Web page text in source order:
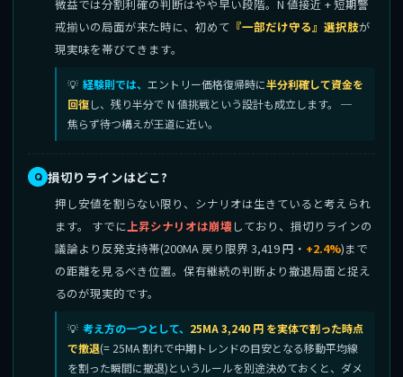
微益では分割利確の判断はやや早い段階。N 値接近 + 短期警
戒揃いの局面が来た時に、初めて 『一部だけ守る』選択肢が
現実味を帯びてきます。
経験則では、 エントリー価格復帰時に半分利確して資金を
回復し、残り半分で N 値挑戦という設計も成立します。 ─
焦らず待つ構えが王道に近い。
損切りラインはどこ?
押し安値を割らない限り、シナリオは生きていると考えられ
ます。 すでに上昇シナリオは崩壊 しており、損切りラインの
議論より反発支持帯(200MA 戻り限界 3,419 円・ +2.4%)まで
の距離を見るべき位置。保有継続の判断より撤退局面と捉え
るのが現実的です。
考え方の一つとして、 25MA 3,240 円 を実体で割った時点
で撤退(= 25MA 割れで中期トレンドの目安となる移動平均線
を割った瞬間に撤退)というルールを別途決めておくと、ダメ